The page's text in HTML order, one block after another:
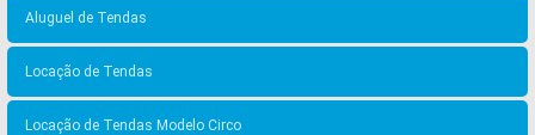
Aluguel de Tendas
Locação de Tendas
Locação de Tendas Modelo Circo